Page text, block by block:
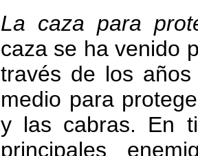
La caza para
caza se ha venido
través de los
medio para
y las cabras. En
principales